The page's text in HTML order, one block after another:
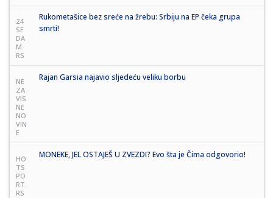
24
SE
DA
M.
RS
Rukometašice bez sreće na žrebu: Srbiju na EP čeka grupa
smrti!
NE
ZA
VIS
NE
NO
VIN
E
Rajan Garsia najavio sljedeću veliku borbu
HO
TS
PO
RT.
RS
MONEKE, JEL OSTAJEŠ U ZVEZDI? Evo šta je Čima odgovorio!